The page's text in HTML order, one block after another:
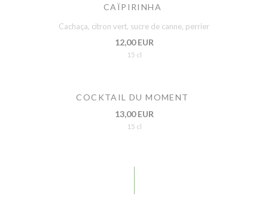
CAÏPIRINHA
Cachaça, citron vert, sucre de canne, perrier
12,00 EUR
15 cl
COCKTAIL DU MOMENT
13,00 EUR
15 cl